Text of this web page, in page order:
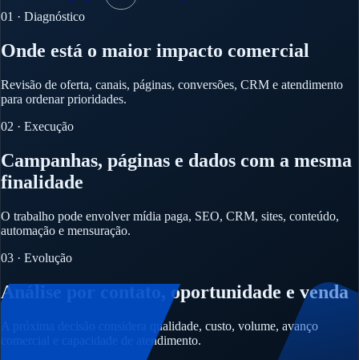
01 · Diagnóstico
Onde está o maior impacto comercial
Revisão de oferta, canais, páginas, conversões, CRM e atendimento
para ordenar prioridades.
02 · Execução
Campanhas, páginas e dados com a mesma
finalidade
O trabalho pode envolver mídia paga, SEO, CRM, sites, conteúdo,
automação e mensuração.
03 · Evolução
Análise por contato, oportunidade e venda
A próxima decisão considera qualidade, custo, volume, avanço
comercial e capacidade de atendimento.